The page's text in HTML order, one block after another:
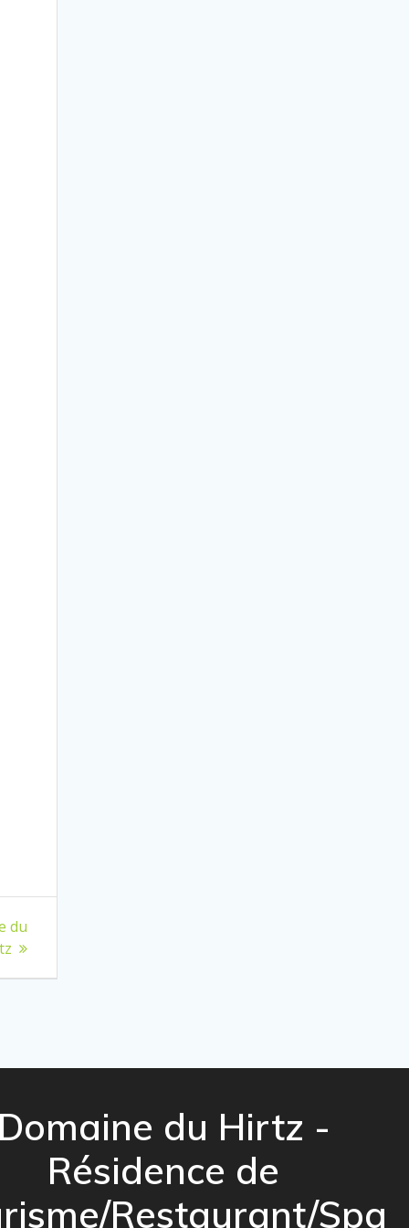
du
du Hirtz -
Résidence de
Restaurant/Spa